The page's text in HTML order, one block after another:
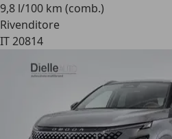
9,8 l/100 km (comb.)
Rivenditore
IT 20814